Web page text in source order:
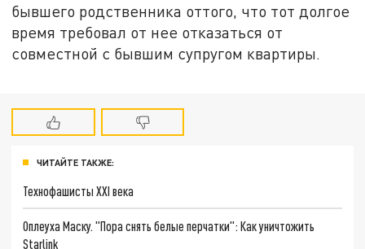
бывшего родственника оттого, что тот долгое
время требовал от нее отказаться от
совместной с бывшим супругом квартиры.
ЧИТАЙТЕ ТАКЖЕ:
Технофашисты XXI века
Оплеуха Маску. "Пора снять белые перчатки": Как уничтожить
Starlink